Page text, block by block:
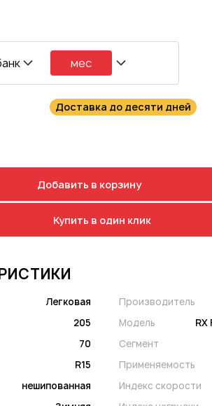
мес
Доставка до десяти дней
Добавить в корзину
Купить в один клик
Легковая
205
70
R15
нешипованная
Производитель
Модель
RX
Сегмент
Применяемость
Индекс скорости